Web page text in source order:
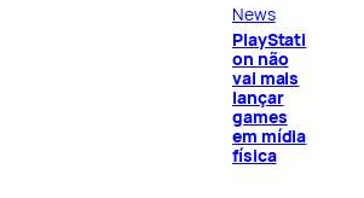
News
PlayStati
on não
vai mais
lançar
games
em mídia
física